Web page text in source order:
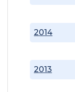
2013
2014